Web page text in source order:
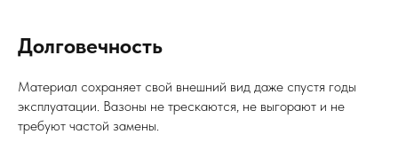
Долговечность
Материал сохраняет свой внешний вид даже спустя годы
эксплуатации. Вазоны не трескаются, не выгорают и не
требуют частой замены.